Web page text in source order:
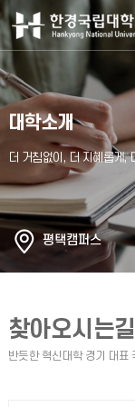
대학소개
평택캠퍼스
찾아오시는길